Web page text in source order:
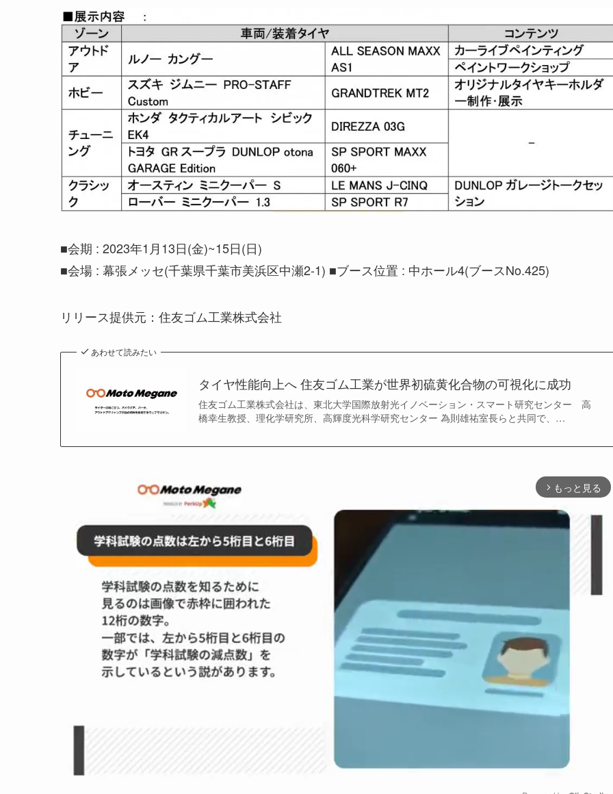
■会期 : 2023年1月13日(金)~15日(日)
■会場 : 幕張メッセ(千葉県千葉市美浜区中瀬2-1) ■ブース位置 : 中ホール4(ブースNo.425)
リリース提供元：住友ゴム工業株式会社
あわせて読みたい
タイヤ性能向上へ 住友ゴム工業が世界初硫黄化合物の可視化に成功
住友ゴム工業株式会社は、東北大学国際放射光イノベーション・スマート研究センター 高
橋幸生教授、理化学研究所、高輝度光科学研究センター 為則雄祐室長らと共同で、…
arrow_forward_ios もっと見る